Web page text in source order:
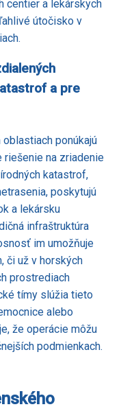
centier a lekárskych
útočisko v
a pre
ponúkajú
riešenie na zriadenie
katastrof,
poskytujú
a lekársku
infraštruktúra
im umožňuje
či už v horských
prostrediach
tímy slúžia tieto
alebo
že operácie môžu
podmienkach.